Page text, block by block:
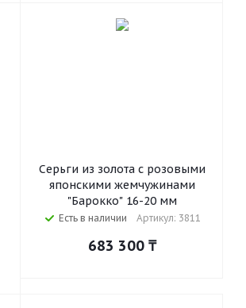
Серьги из золота с розовыми
японскими жемчужинами
"Барокко" 16-20 мм
Есть в наличии Артикул: 3811
683 300₸